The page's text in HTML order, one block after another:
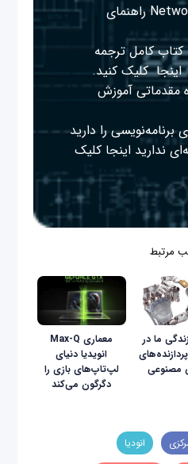
+Network راهنمای
کتاب کامل ترجمه
اینجا کلیک کنید.
مقدماتی آموزش
برنامه‌نویسی را دارید
نداریداینجا کلیک
مرتبط
ما در
معماری Max-Q
انویدیا دنیای
لپ‌تاپ‌های بازی را
دگرگون می‌کند
انودیا